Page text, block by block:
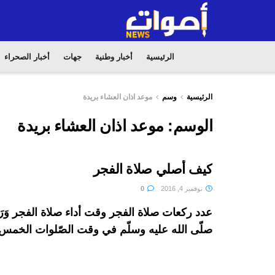
الرئيسية أخبار وطنية جهات أخبار الصحراء
الرئيسية وسم موعد اذان العشاء بريدة
الوسم: موعد اذان العشاء بريدة
كيف أصلي صلاة الفجر
نوفمبر 4, 2016
عدد ركعات صلاة الفجر وقت أداء صلاة الفجر
صلّى الله عليه وسلّم في وقت الصّلوات